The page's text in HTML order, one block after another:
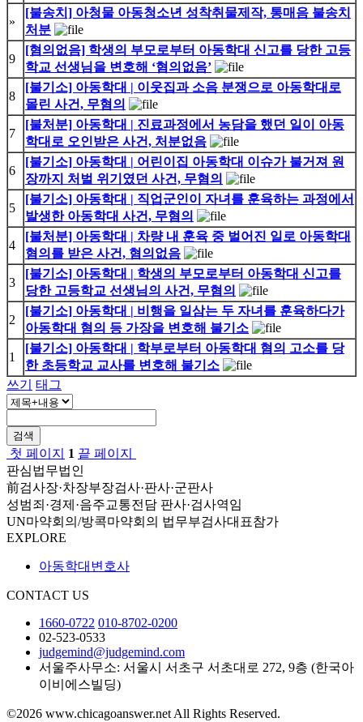
»
[불송치] 아청물 아동청소년 성착취물제작, 통매음 불송치
처분
9
[혐의없음] 학생의 부모로부터 아동학대 신고를 당한 고등
학교 선생님을 변호해 ‘혐의없음’
8
[불기소] 아동학대 | 이웃집과 소음 분쟁으로 아동학대로
몰린 사건, 무혐의
7
[불처분] 아동학대 | 진료과정에서 농담을 했던 일이 아동
학대로 오인받은 사건, 처분없음
6
[불기소] 아동학대 | 어린이집 아동학대 이슈가 불거져 원
장까지 처벌 위기였던 사건, 무혐의
5
[불기소] 아동학대 | 직업군인이 자녀를 훈육하는 과정에서
발생한 아동학대 사건, 무혐의
4
[불처분] 아동학대 | 차량 내 훈육 중 벌어진 일로 아동학대
혐의를 받은 사건, 혐의없음
3
[불기소] 아동학대 | 학생의 부모로부터 아동학대 신고를
당한 고등학교 선생님의 사건, 무혐의
2
[불기소] 아동학대 | 비행을 일삼는 두 자녀를 훈육하다가
아동학대 혐의 등 가장을 변호해 불기소
1
[불기소] 아동학대 | 학부로부터 아동학대 혐의 고소를 당
한 초등학교 교사를 변호해 불기소
쓰기
태그
검색
첫 페이지 1 끝 페이지
판심법무법인
前검사장·차장부장검사·판사·군판사
성범죄·경제·음주교통전담 판사·검사역임
UN마약회의/방콕마약회의 법무부검사대표참가
EXPLORE
아동학대변호사
CONTACT US
1660-0722 010-8702-0200
02-523-0533
judgemind@judgemind.com
서울주사무소: 서울시 서초구 서초대로 272, 9층 (한국아
이비에스빌딩)
©2026 www.chicagoanswer.net All Rights Reserved.